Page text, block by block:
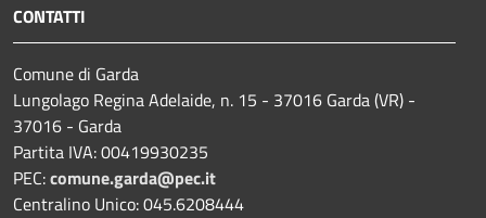
CONTATTI
Comune di Garda
Lungolago Regina Adelaide, n. 15 - 37016 Garda (VR) -
37016 - Garda
Partita IVA: 00419930235
PEC:comune.garda@pec.it
Centralino Unico: 045.6208444